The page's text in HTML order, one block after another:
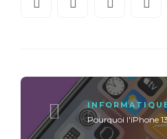
Pourquoi l'iPhone